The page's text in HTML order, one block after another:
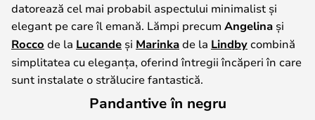
datorează cel mai probabil aspectului minimalist și
elegant pe care îl emană. Lămpi precum Angelina și
Rocco de la Lucande și Marinkade la Lindbycombină
simplitatea cu eleganța, oferind întregii încăperi în care
sunt instalate o strălucire fantastică.
Pandantive în negru